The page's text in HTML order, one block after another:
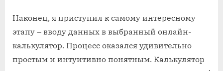
Наконец, я приступил к самому интересному
этапу – вводу данных в выбранный онлайн-
калькулятор. Процесс оказался удивительно
простым и интуитивно понятным. Калькулятор